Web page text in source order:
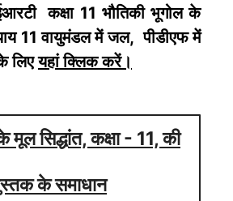
कक्षा 11 भौतिकी भूगोल के
11 वायुमंडल में जल, पीडीएफ में
लिएयहां क्लिक करें।
मूल सिद्धांत, कक्षा - 11, की
के समाधान